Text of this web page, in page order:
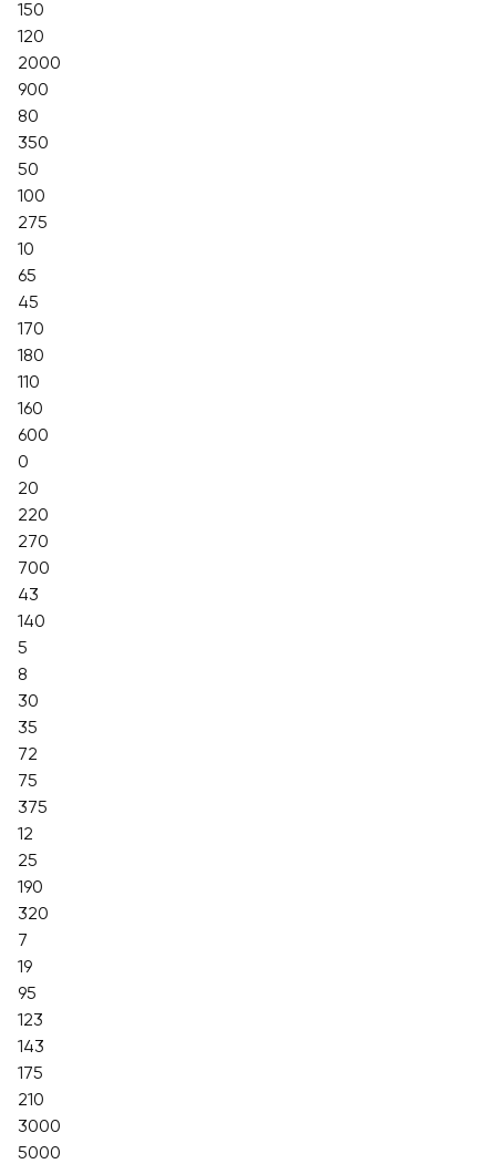
150
120
2000
900
80
350
50
100
275
10
65
45
170
180
110
160
600
0
20
220
270
700
43
140
5
8
30
35
72
75
375
12
25
190
320
7
19
95
123
143
175
210
3000
5000